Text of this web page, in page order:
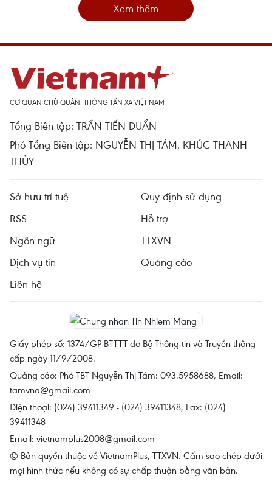
Xem thêm
CƠ QUAN CHỦ QUẢN: THÔNG TẤN XÃ VIỆT NAM
Tổng Biên tập: TRẦN TIẾN DUẨN
Phó Tổng Biên tập: NGUYỄN THỊ TÁM, KHÚC THANH
THỦY
Sở hữu trí tuệ
Quy định sử dụng
RSS
Hỗ trợ
Ngôn ngữ
TTXVN
Dịch vụ tin
Quảng cáo
Liên hệ
Giấy phép số: 1374/GP-BTTTT do Bộ Thông tin và Truyền thông
cấp ngày 11/9/2008.
Quảng cáo: Phó TBT Nguyễn Thị Tám: 093.5958688, Email:
tamvna@gmail.com
Điện thoại: (024) 39411349 - (024) 39411348, Fax: (024)
39411348
Email: vietnamplus2008@gmail.com
© Bản quyền thuộc về VietnamPlus, TTXVN. Cấm sao chép dưới
mọi hình thức nếu không có sự chấp thuận bằng văn bản.